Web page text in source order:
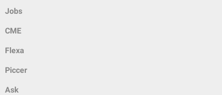
Jobs
CME
Flexa
Piccer
Ask